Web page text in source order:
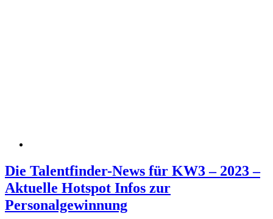
Die Talentfinder-News für KW3 – 2023 –
Aktuelle Hotspot Infos zur
Personalgewinnung